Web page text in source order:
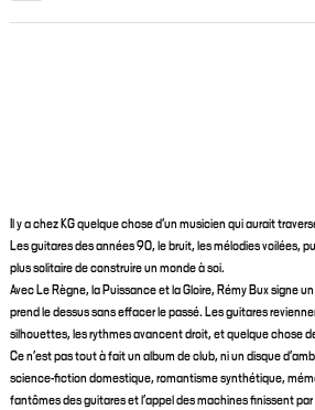
Il y a chez KG quelque chose d’un musicien qui aurait
Les guitares des années 90, le bruit, les mélodies voilées,
plus solitaire de construire un monde à soi.
Avec Le Règne, la Puissance et la Gloire, Rémy Bux signe
prend le dessus sans effacer le passé. Les guitares
silhouettes, les rythmes avancent droit, et quelque chose
Ce n’est pas tout à fait un album de club, ni un disque
science-fiction domestique, romantisme synthétique,
fantômes des guitares et l’appel des machines finissent